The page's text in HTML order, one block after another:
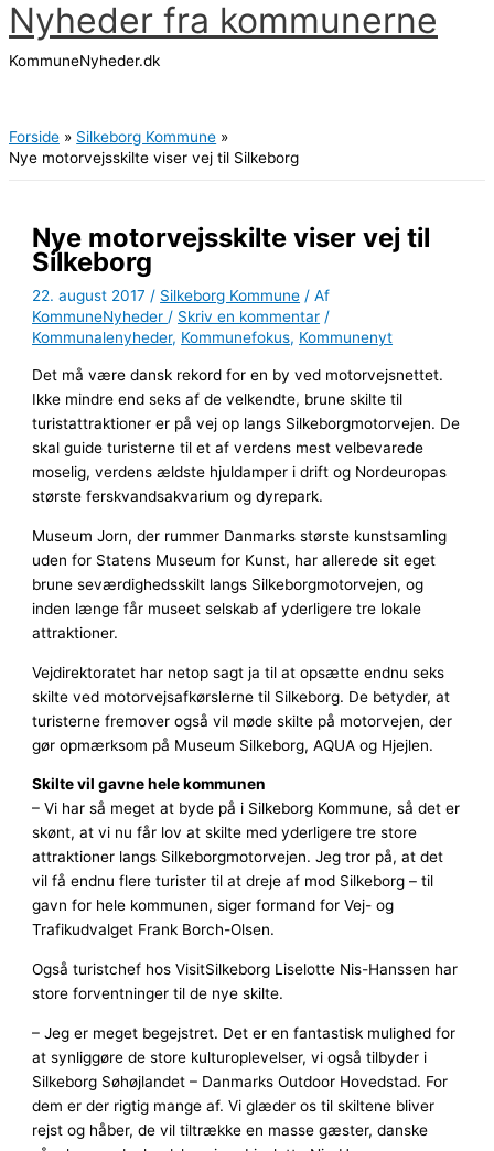
Gå
til
indholdet
Nyheder fra kommunerne
KommuneNyheder.dk
Forside
Silkeborg Kommune
Nye motorvejsskilte viser vej til Silkeborg
Nye motorvejsskilte viser vej til
Silkeborg
22. august 2017 / Silkeborg Kommune / Af
KommuneNyheder / Skriv en kommentar /
Kommunalenyheder, Kommunefokus, Kommunenyt
Det må være dansk rekord for en by ved motorvejsnettet.
Ikke mindre end seks af de velkendte, brune skilte til
turistattraktioner er på vej op langs Silkeborgmotorvejen. De
skal guide turisterne til et af verdens mest velbevarede
moselig, verdens ældste hjuldamper i drift og Nordeuropas
største ferskvandsakvarium og dyrepark.
Museum Jorn, der rummer Danmarks største kunstsamling
uden for Statens Museum for Kunst, har allerede sit eget
brune seværdighedsskilt langs Silkeborgmotorvejen, og
inden længe får museet selskab af yderligere tre lokale
attraktioner.
Vejdirektoratet har netop sagt ja til at opsætte endnu seks
skilte ved motorvejsafkørslerne til Silkeborg. De betyder, at
turisterne fremover også vil møde skilte på motorvejen, der
gør opmærksom på Museum Silkeborg, AQUA og Hjejlen.
Skilte vil gavne hele kommunen
– Vi har så meget at byde på i Silkeborg Kommune, så det er
skønt, at vi nu får lov at skilte med yderligere tre store
attraktioner langs Silkeborgmotorvejen. Jeg tror på, at det
vil få endnu flere turister til at dreje af mod Silkeborg – til
gavn for hele kommunen, siger formand for Vej- og
Trafikudvalget Frank Borch-Olsen.
Også turistchef hos VisitSilkeborg Liselotte Nis-Hanssen har
store forventninger til de nye skilte.
– Jeg er meget begejstret. Det er en fantastisk mulighed for
at synliggøre de store kulturoplevelser, vi også tilbyder i
Silkeborg Søhøjlandet – Danmarks Outdoor Hovedstad. For
dem er der rigtig mange af. Vi glæder os til skiltene bliver
rejst og håber, de vil tiltrække en masse gæster, danske